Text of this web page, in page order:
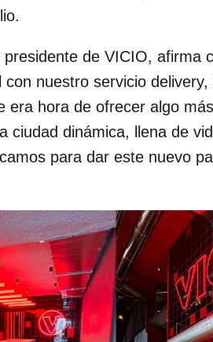
de VICIO, afirma
nuestro servicio
era hora de ofrecer algo
ciudad dinámica, llena de
para dar este nuevo